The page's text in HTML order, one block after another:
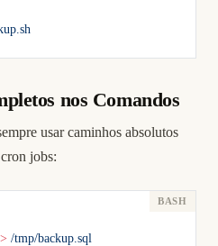
nos Comandos
usar caminhos absolutos
jobs:
> /tmp/backup.sql